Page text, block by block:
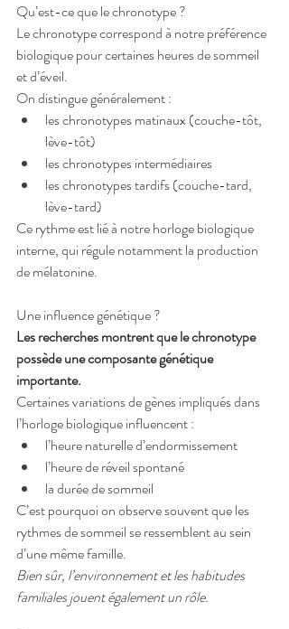
Qu’est-ce que le chronotype ?
Le chronotype correspond à notre préférence
biologique pour certaines heures de sommeil
et d’éveil.
On distingue généralement :
les chronotypes matinaux (couche-tôt,
lève-tôt)
les chronotypes intermédiaires
les chronotypes tardifs (couche-tard,
lève-tard)
Ce rythme est lié à notre horloge biologique
interne, qui régule notamment la production
de mélatonine.
Une influence génétique ?
Les recherches montrent que le chronotype
possède une composante génétique
importante.
Certaines variations de gènes impliqués dans
l’horloge biologique influencent :
l’heure naturelle d’endormissement
l’heure de réveil spontané
la durée de sommeil
C’est pourquoi on observe souvent que les
rythmes de sommeil se ressemblent au sein
d’une même famille.
Bien sûr, l’environnement et les habitudes
familiales jouent également un rôle.